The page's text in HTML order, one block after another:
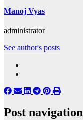
Manoj Vyas
administrator
See author's posts
Post navigation